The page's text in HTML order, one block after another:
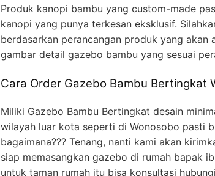
Produk kanopi bambu yang custom-made
kanopi yang punya terkesan eksklusif.
berdasarkan perancangan produk yang akan
gambar detail gazebo bambu yang sesuai
Cara Order Gazebo Bambu Bertingkat
Miliki Gazebo Bambu Bertingkat desain
wilayah luar kota seperti di Wonosobo pasti
bagaimana??? Tenang, nanti kami akan
siap memasangkan gazebo di rumah bapak
untuk taman rumah itu bisa konsultasi